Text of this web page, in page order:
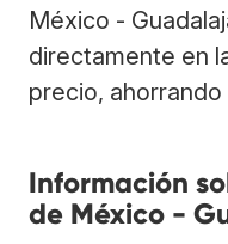
México -
directamente en
precio,
Información
de México -